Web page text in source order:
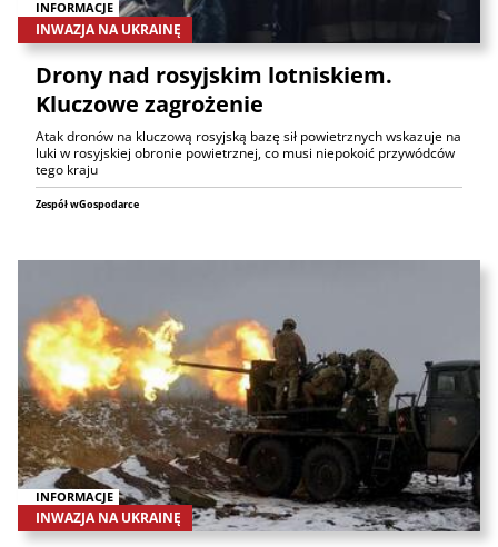
INFORMACJE
INWAZJA NA UKRAINĘ
Drony nad rosyjskim lotniskiem.
Kluczowe zagrożenie
Atak dronów na kluczową rosyjską bazę sił powietrznych wskazuje na
luki w rosyjskiej obronie powietrznej, co musi niepokoić przywódców
tego kraju
Zespół wGospodarce
INFORMACJE
INWAZJA NA UKRAINĘ